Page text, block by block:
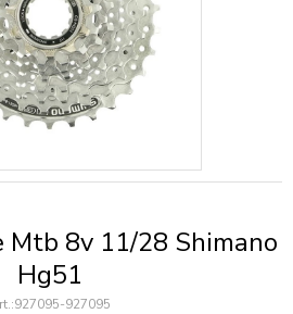
Mtb 8v 11/28 Shimano
Hg51
927095-927095